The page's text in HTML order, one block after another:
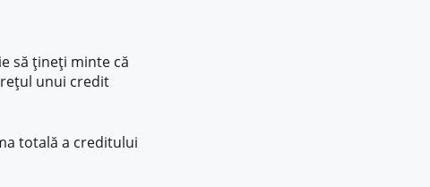
să țineți minte că
unui credit
totală a creditului